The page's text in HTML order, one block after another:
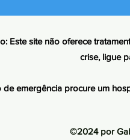
Este site não oferece
crise, ligue
de emergência procure um
©2024 por